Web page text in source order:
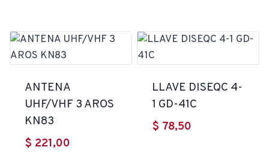
$ 317,00.
es:
$ 299,00.
ANTENA
UHF/VHF 3 AROS
KN83
$ 221,00
LLAVE DISEQC 4-
1 GD-41C
$ 78,50